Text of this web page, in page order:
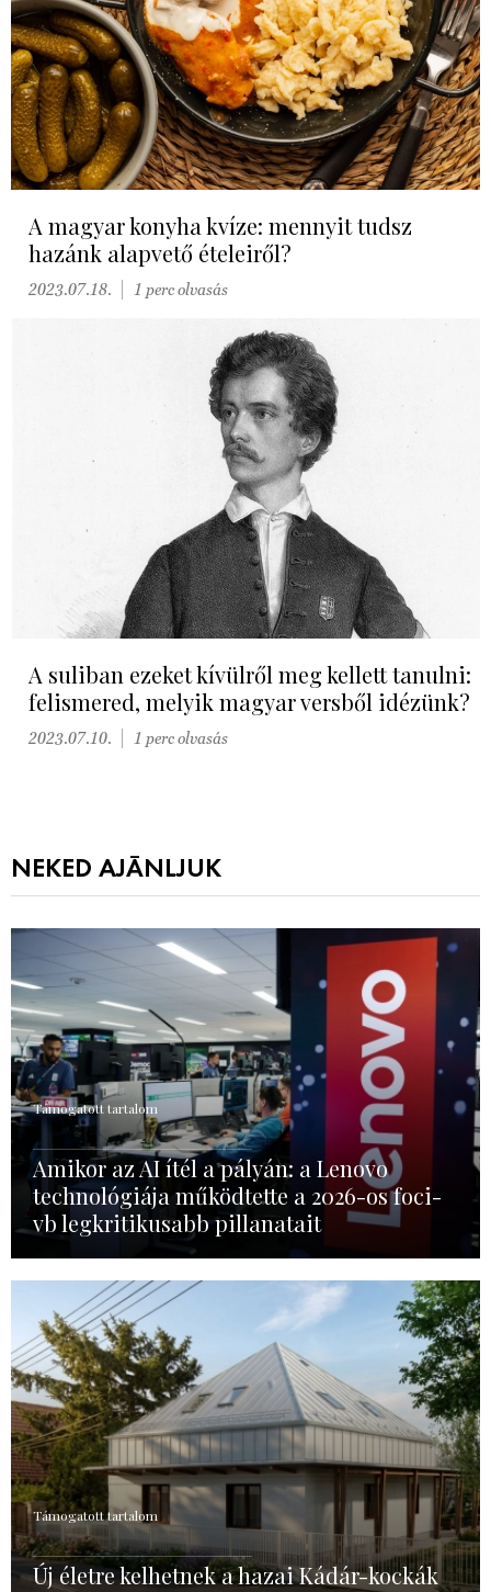
A magyar konyha kvíze: mennyit tudsz
hazánk alapvető ételeiről?
2023.07.18. 1 perc olvasás
A suliban ezeket kívülről meg kellett tanulni:
felismered, melyik magyar versből idézünk?
2023.07.10. 1 perc olvasás
NEKED AJÁNLJUK
Támogatott tartalom
Amikor az AI ítél a pályán: a Lenovo
technológiája működtette a 2026-os foci-
vb legkritikusabb pillanatait
Támogatott tartalom
Új életre kelhetnek a hazai Kádár-kockák